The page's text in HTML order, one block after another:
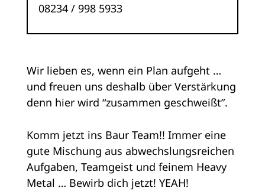
Wir lieben es, wenn ein Plan aufgeht …
und freuen uns deshalb über Verstärkung
denn hier wird “zusammen geschweißt”.
Komm jetzt ins Baur Team!! Immer eine
gute Mischung aus abwechslungsreichen
Aufgaben, Teamgeist und feinem Heavy
Metal … Bewirb dich jetzt! YEAH!
08234 / 998 5933